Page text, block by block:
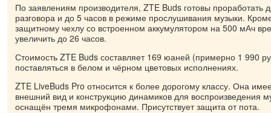
По заявлениям производителя, ZTE Buds готовы проработать
разговора и до 5 часов в режиме прослушивания музыки.
защитному чехлу со встроенном аккумулятором на 500 мАч
увеличить до 26 часов.
Стоимость ZTE Buds составляет 169 юаней (примерно 1 990
поставляться в белом и чёрном цветовых исполнениях.
ZTE LiveBuds Pro относится к более дорогому классу. Она
внешний вид и конструкцию динамиков для воспроизведения
оснащён тремя микрофонами. Присутствует защита от пота.